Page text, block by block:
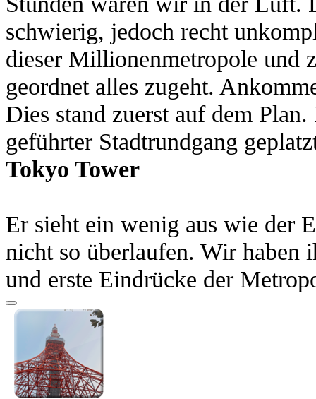
schwierig, jedoch recht
dieser Millionenmetropole und
geordnet alles zugeht.
Dies stand zuerst auf dem
geführter Stadtrundgang
Tokyo Tower
Er sieht ein wenig aus wie der
nicht so überlaufen. Wir haben
und erste Eindrücke der